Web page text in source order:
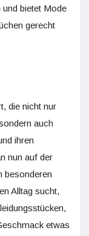
bietet Mode
gerecht
die nicht nur
auch
ihren
nun auf der
besonderen
Alltag sucht,
etwas